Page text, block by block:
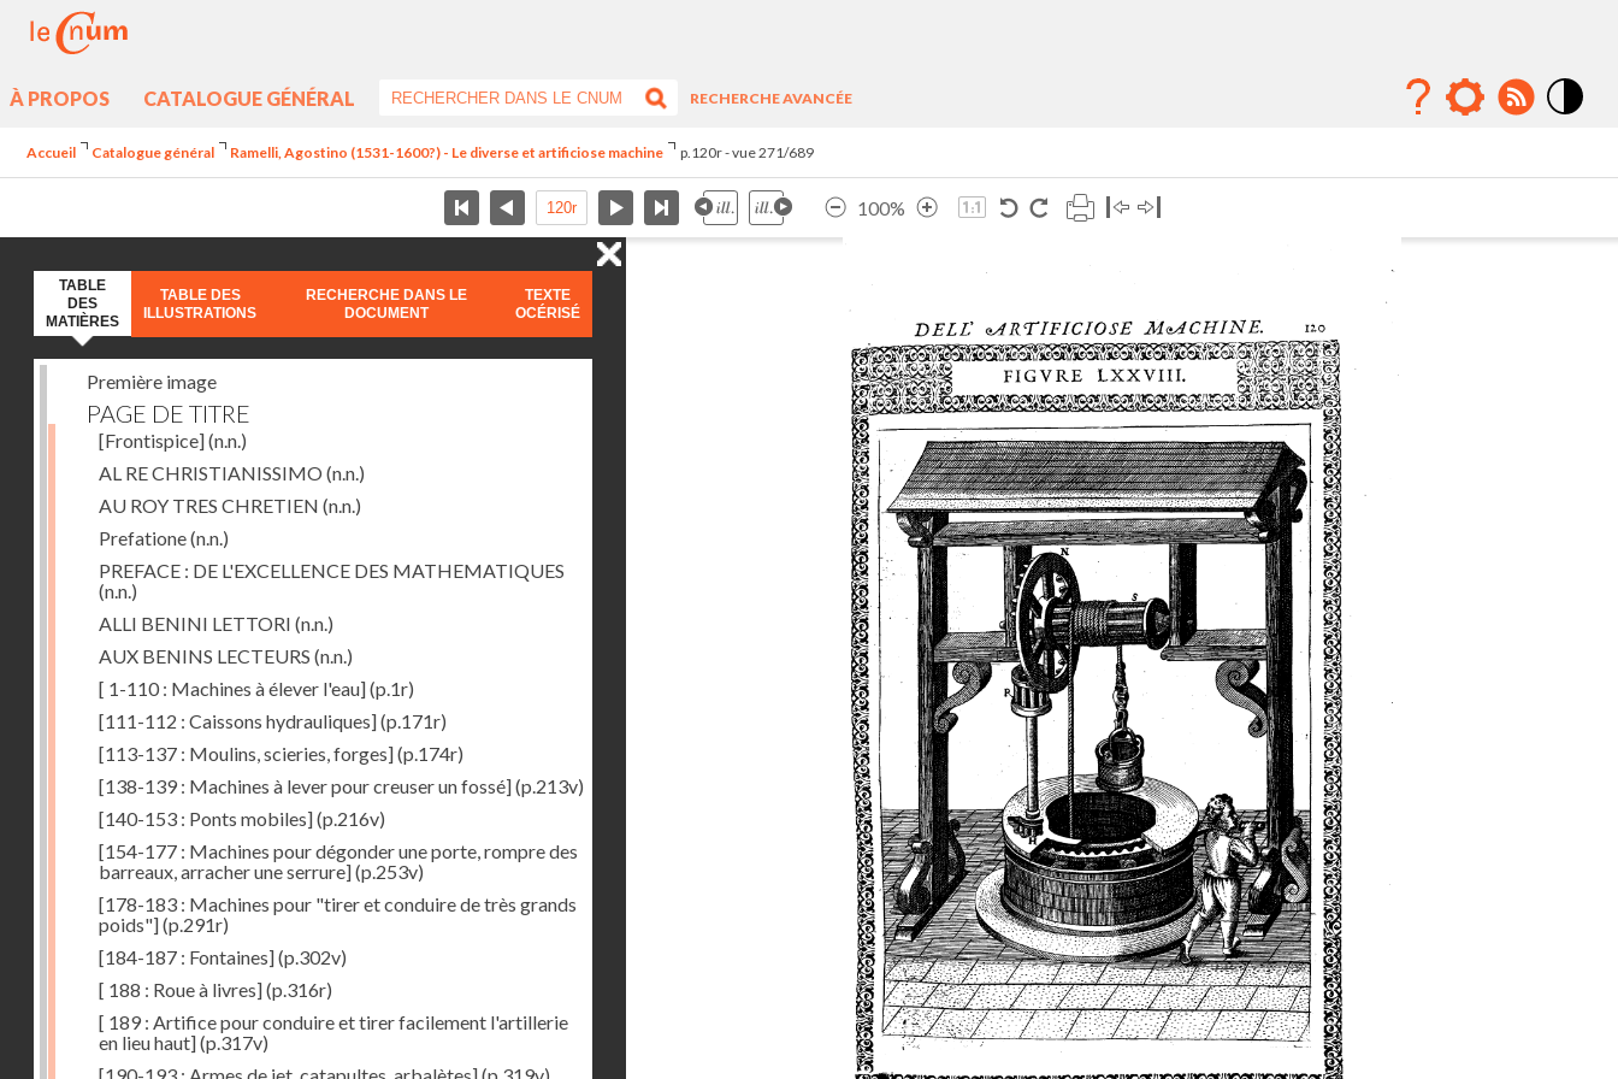
À PROPOS CATALOGUE GÉNÉRAL
RECHERCHE AVANCÉE
Accueil Catalogue général Ramelli, Agostino (1531-1600?) - Le diverse et artificiose machine p.120r - vue 271/689
100%
TABLE
DES
MATIÈRES
TABLE DES
ILLUSTRATIONS
RECHERCHE DANS LE
DOCUMENT
TEXTE
OCÉRISÉ
Première image
PAGE DE TITRE
[Frontispice](n.n.)
AL RE CHRISTIANISSIMO (n.n.)
AU ROY TRES CHRETIEN (n.n.)
Prefatione(n.n.)
PREFACE : DE L'EXCELLENCE DES MATHEMATIQUES
(n.n.)
ALLI BENINI LETTORI (n.n.)
AUX BENINS LECTEURS (n.n.)
[ 1-110 : Machines à élever l'eau](p.1r)
[111-112 : Caissons hydrauliques](p.171r)
[113-137 : Moulins, scieries, forges](p.174r)
[138-139 : Machines à lever pour creuser un fossé](p.213v)
[140-153 : Ponts mobiles](p.216v)
[154-177 : Machines pour dégonder une porte, rompre des
barreaux, arracher une serrure](p.253v)
[178-183 : Machines pour "tirer et conduire de très grands
poids"](p.291r)
[184-187 : Fontaines](p.302v)
[ 188 : Roue à livres](p.316r)
[ 189 : Artifice pour conduire et tirer facilement l'artillerie
en lieu haut](p.317v)